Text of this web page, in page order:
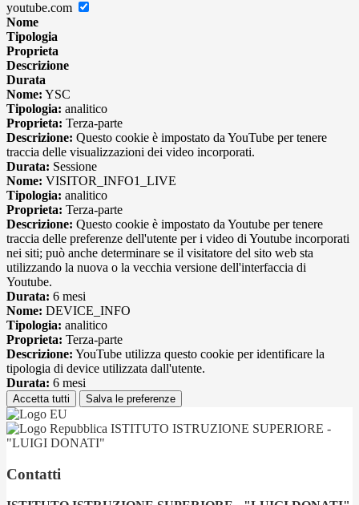
youtube.com
Nome
Tipologia
Proprieta
Descrizione
Durata
Nome: YSC
Tipologia: analitico
Proprieta: Terza-parte
Descrizione: Questo cookie è impostato da YouTube per tenere
traccia delle visualizzazioni dei video incorporati.
Durata: Sessione
Nome: VISITOR_INFO1_LIVE
Tipologia: analitico
Proprieta: Terza-parte
Descrizione: Questo cookie è impostato da Youtube per tenere
traccia delle preferenze dell'utente per i video di Youtube incorporati
nei siti; può anche determinare se il visitatore del sito web sta
utilizzando la nuova o la vecchia versione dell'interfaccia di
Youtube.
Durata: 6 mesi
Nome: DEVICE_INFO
Tipologia: analitico
Proprieta: Terza-parte
Descrizione: YouTube utilizza questo cookie per identificare la
tipologia di device utilizzata dall'utente.
Durata: 6 mesi
Accetta tutti Salva le preferenze
ISTITUTO ISTRUZIONE SUPERIORE -
"LUIGI DONATI"
Contatti